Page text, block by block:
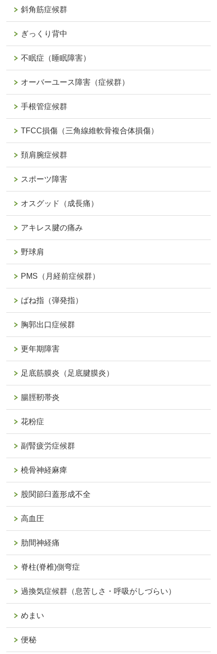
斜角筋症候群
ぎっくり背中
不眠症（睡眠障害）
オーバーユース障害（症候群）
手根管症候群
TFCC損傷（三角線維軟骨複合体損傷）
頚肩腕症候群
スポーツ障害
オスグッド（成長痛）
アキレス腱の痛み
野球肩
PMS（月経前症候群）
ばね指（弾発指）
胸郭出口症候群
更年期障害
足底筋膜炎（足底腱膜炎）
腸脛靭帯炎
花粉症
副腎疲労症候群
橈骨神経麻痺
股関節臼蓋形成不全
高血圧
肋間神経痛
脊柱(脊椎)側弯症
過換気症候群（息苦しさ・呼吸がしづらい）
めまい
便秘